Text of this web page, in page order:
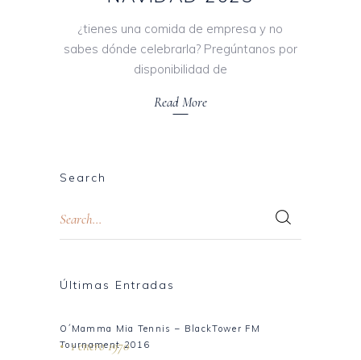
¿tienes una comida de empresa y no
sabes dónde celebrarla? Pregúntanos por
disponibilidad de
Read More
Search
Últimas Entradas
O´Mamma Mia Tennis – BlackTower FM
Tournament 2016
1 enero 1970